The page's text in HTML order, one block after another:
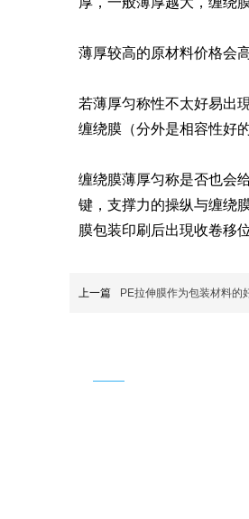
薄厚较高的原材料价格会
若薄厚匀称性不太好易出
缠绕膜（分外是相容性好
缠绕膜薄厚匀称是否也会
键，支撑力的操纵与缠绕
膜包装印刷后出現收卷移
上一篇 PE拉伸膜作为包装材料的